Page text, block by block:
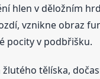
hlen v děložním
vznikne obraz
pocity v podbřišku.
tělíska,